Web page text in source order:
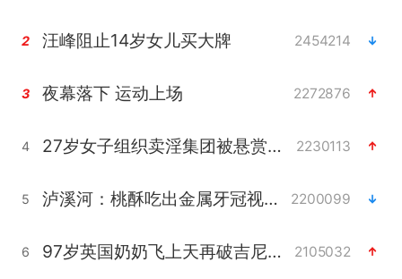
2 汪峰阻止14岁女儿买大牌 2454214
3 夜幕落下 运动上场 2272876
4 27岁女子组织卖淫集团被悬赏通缉 2230113
5 泸溪河：桃酥吃出金属牙冠视频不实 2200099
6 97岁英国奶奶飞上天再破吉尼斯纪录 2105032